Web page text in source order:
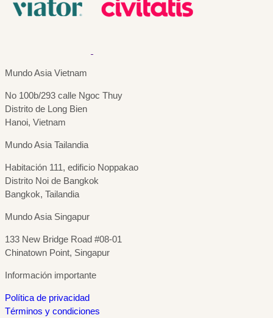
Mundo Asia Vietnam
No 100b/293 calle Ngoc Thuy
Distrito de Long Bien
Hanoi, Vietnam
Mundo Asia Tailandia
Habitación 111, edificio Noppakao
Distrito Noi de Bangkok
Bangkok, Tailandia
Mundo Asia Singapur
133 New Bridge Road #08-01
Chinatown Point, Singapur
Información importante
Política de privacidad
Términos y condiciones